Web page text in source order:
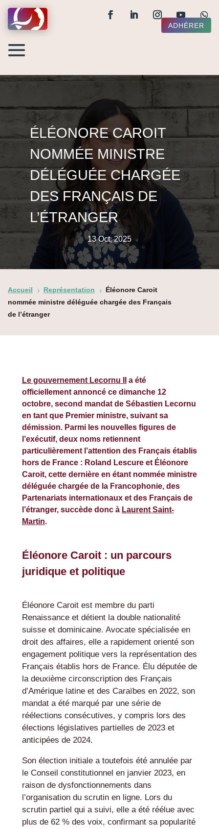
ADHÉRER
ÉLÉONORE CAROIT
NOMMÉE MINISTRE
DÉLÉGUÉE CHARGÉE
DES FRANÇAIS DE
L’ÉTRANGER
13 Oct, 2025
Accueil 5 Représentation 5
Éléonore Caroit
nommée ministre déléguée chargée des Français
de l’étranger
Le gouvernement Lecornu II
a été
officiellement annoncé ce dimanche 12
octobre, second mandat de Sébastien Lecornu
en tant que Premier ministre, suivant sa
démission. Parmi les nouvelles figures de
l’exécutif, deux noms retiennent
particulièrement l’attention des Français établis
hors de France : Roland Lescure et Éléonore
Caroit, cette dernière en étant nommée ministre
déléguée chargée de la Francophonie, des
Partenariats internationaux et des Français de
l’étranger, succède donc à Laurent Saint-
Martin.
Éléonore Caroit : un parcours
juridique et politique
Éléonore Caroit est membre du parti
Renaissance et détient la double nationalité
suisse et dominicaine. Avocate spécialisée en
droit des affaires, elle a rapidement orienté son
engagement politique vers la représentation des
Français établis hors de France. Élu députée de
la deuxième circonscription des Français
d’Amérique latine et des Caraïbes en 2022, son
mandat a été marqué par une série de
réélections consécutives, y compris lors des
élections législatives partielles de 2023 et
anticipées de 2024.
Son élection initiale a toutefois été annulée par
le Conseil constitutionnel en janvier 2023, en
raison de dysfonctionnements dans
l’organisation du scrutin en ligne. Lors du
scrutin partiel qui a suivi, elle a été réélue avec
plus de 62 % des voix, confirmant sa popularité